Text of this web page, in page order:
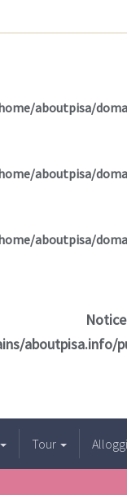
aboutpisa/
aboutpisa/
aboutpisa/
Notice
Tour Alloggi